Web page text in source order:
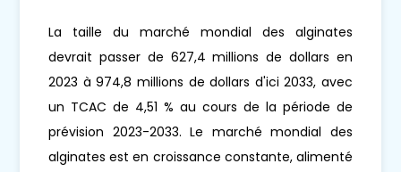
La taille du marché mondial des alginates
devrait passer de 627,4 millions de dollars en
2023 à 974,8 millions de dollars d'ici 2033, avec
un TCAC de 4,51 % au cours de la période de
prévision 2023-2033. Le marché mondial des
alginates est en croissance constante, alimenté